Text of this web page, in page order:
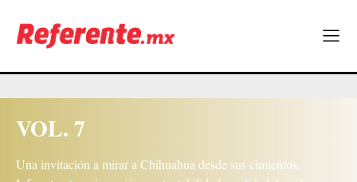
VOL. 7
Una invitación a mirar a Chihuahua desde sus cimientos.